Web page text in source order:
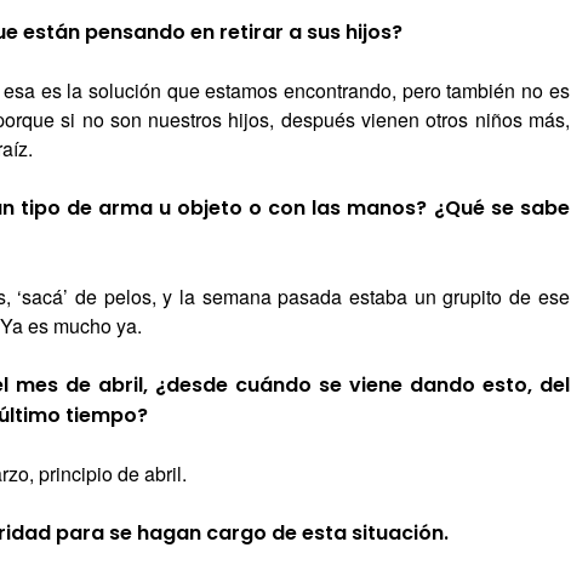
están pensando en retirar a sus hijos?
es la solución que estamos encontrando, pero también no es
si no son nuestros hijos, después vienen otros niños más,
tipo de arma u objeto o con las manos? ¿Qué se sabe
‘sacá’ de pelos, y la semana pasada estaba un grupito de ese
es mucho ya.
mes de abril, ¿desde cuándo se viene dando esto, del
tiempo?
principio de abril.
para se hagan cargo de esta situación.